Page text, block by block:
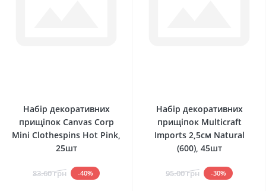
Набір декоративних
прищіпок Canvas Corp
Mini Clothespins Hot Pink,
25шт
83.60 грн -40%
Набір декоративних
прищіпок Multicraft
Imports 2,5см Natural
(600), 45шт
95.00 грн -30%